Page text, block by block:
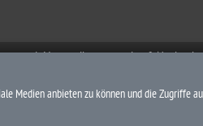
zzgl. Versandkosten und ggf.
Medien anbieten zu können und die Zugriffe